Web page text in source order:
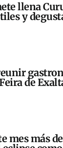
llena
y
de
mes más